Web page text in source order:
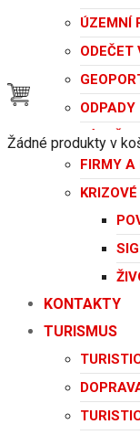
Žádné produkty v
ÚZEMNÍ
ODEČET
ODPADY
FIRMY A
KONTAKTY
TURISMUS